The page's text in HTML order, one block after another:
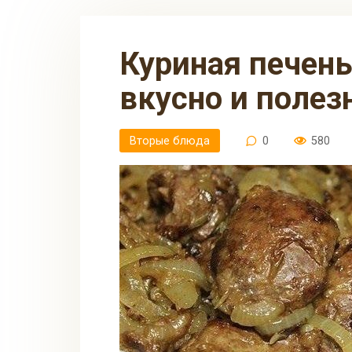
Куриная печень с луком – просто,
вкусно и
Вторые блюда 0 580